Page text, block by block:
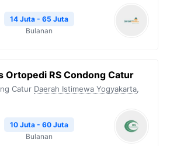
14 Juta - 65 Juta
Bulanan
Ortopedi RS Condong Catur
Catur Daerah Istimewa Yogyakarta,
10 Juta - 60 Juta
Bulanan